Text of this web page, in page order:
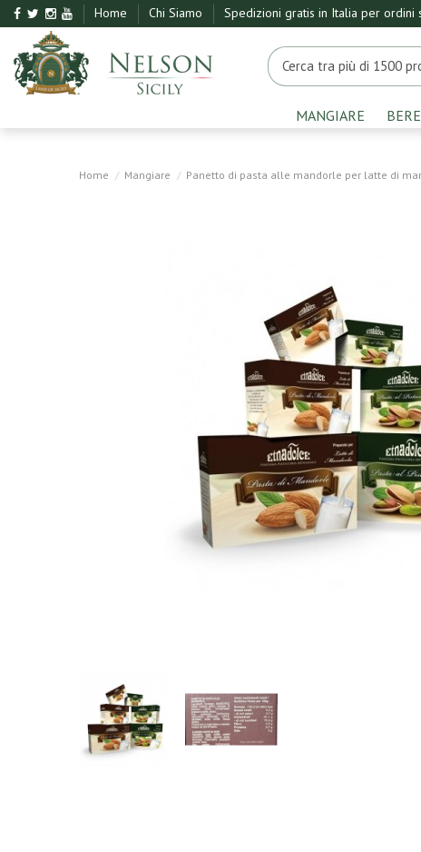
Home Chi Siamo Spedizioni gratis in Italia per ordini
MANGIARE BERE
Home Mangiare Panetto di pasta alle mandorle per latte di